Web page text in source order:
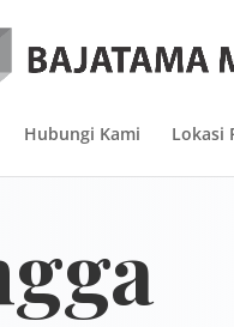
Hubungi Kami Lokasi